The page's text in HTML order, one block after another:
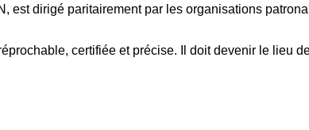
est dirigé paritairement par les organisations
certifiée et précise. Il doit devenir le lieu